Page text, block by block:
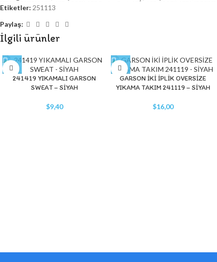
Etiketler: 251113
Paylaş:
İlgili ürünler
241419 YIKAMALI GARSON
SWEAT – SİYAH
$9,40
GARSON İKİ İPLİK OVERSİZE
YIKAMA TAKIM 241119 – SİYAH
$16,00